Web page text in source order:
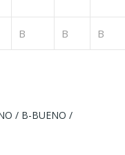
B B B
/ B-BUENO /